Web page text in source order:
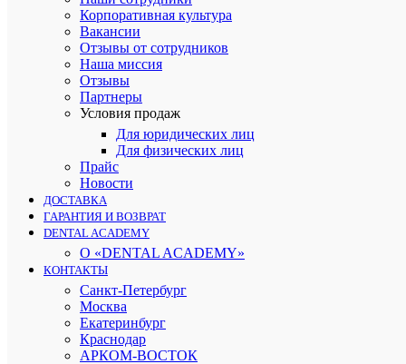
Корпоративная культура
Вакансии
Отзывы от сотрудников
Наша миссия
Отзывы
Партнеры
Условия продаж
Для юридических лиц
Для физических лиц
Прайс
Новости
ДОСТАВКА
ГАРАНТИЯ И ВОЗВРАТ
DENTAL ACADEMY
О «DENTAL ACADEMY»
КОНТАКТЫ
Санкт-Петербург
Москва
Екатеринбург
Краснодар
АРКОМ-ВОСТОК